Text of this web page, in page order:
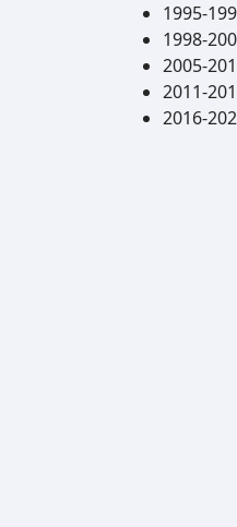
1995-
1998-
2005-
2011-
2016-